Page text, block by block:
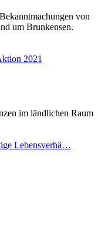
von
um Brunkensen.
2021
im ländlichen Raum
Lebensverhä…